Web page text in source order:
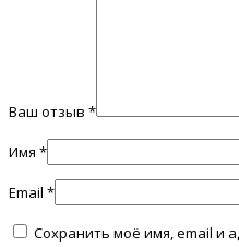
Ваш отзыв *
Имя *
Email *
Сохранить моё имя, email и